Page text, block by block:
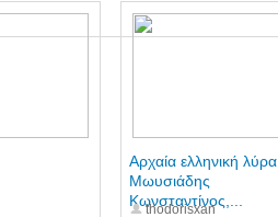
Αρχαία ελληνική λύρα.
Μωυσιάδης
Κωνσταντίνος,...
thodorisxan